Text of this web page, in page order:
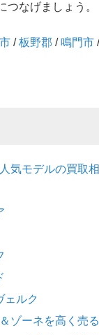
つなげましょう。
/板野郡 /鳴門市
気モデルの買取
ェルク
ゾーネを高く売